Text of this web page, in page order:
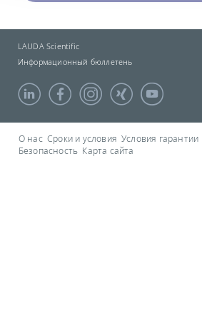
LAUDA Scientific
Информационный бюллетень
О нас Сроки и условия Условия гарантии
Безопасность Карта сайта